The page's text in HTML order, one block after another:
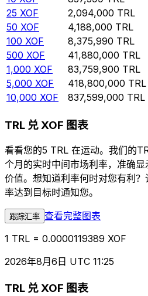
25 XOF 2,094,000 TRL
50 XOF 4,188,000 TRL
100 XOF 8,375,990 TRL
500 XOF 41,880,000 TRL
1,000 XOF 83,759,900 TRL
5,000 XOF 418,800,000 TRL
10,000 XOF 837,599,000 TRL
TRL 兑 XOF 图表
看看您的5 TRL 在运动。我们的
个月的实时中间市场利率，准确
价值。想知道利率何时对您有利
率达到目标时通知您。
跟踪汇率 查看完整图表
1 TRL = 0.0000119389 XOF
2026年8月6日 UTC 11:25
TRL 兑 XOF 图表